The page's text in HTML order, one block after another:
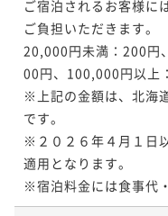
ご宿泊されるお客様に
ご負担いただきます。
20,000円未満：200円
00円、100,000円以上
※上記の金額は、北海
です。
※２０２６年４月１日
適用となります。
※宿泊料金には食事代